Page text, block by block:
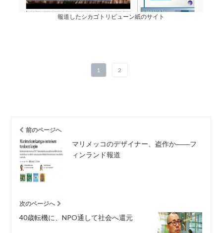
報道したシカゴトリビューン紙のサイト
1 2
前のページへ
マリメッコのデザイナー、盗作か――フ
ィンランド報道
次のページへ
40歳転機に、NPO通して社会へ還元